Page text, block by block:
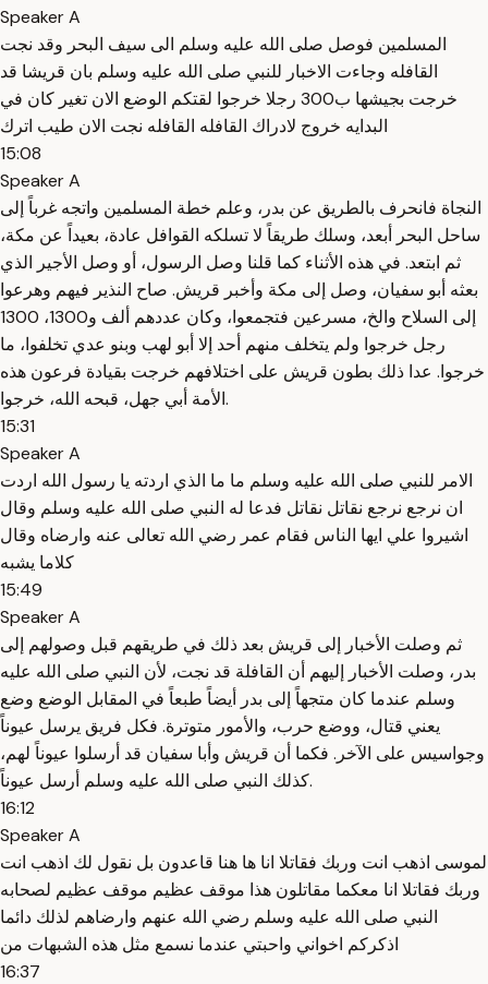
Speaker A
المسلمين فوصل صلى الله عليه وسلم الى سيف البحر وقد نجت
القافله وجاءت الاخبار للنبي صلى الله عليه وسلم بان قريشا قد
خرجت بجيشها ب300 رجلا خرجوا لقتكم الوضع الان تغير كان في
البدايه خروج لادراك القافله القافله نجت الان طيب اترك
15:08
Speaker A
النجاة فانحرف بالطريق عن بدر، وعلم خطة المسلمين واتجه غرباً إلى
ساحل البحر أبعد، وسلك طريقاً لا تسلكه القوافل عادة، بعيداً عن مكة،
ثم ابتعد. في هذه الأثناء كما قلنا وصل الرسول، أو وصل الأجير الذي
بعثه أبو سفيان، وصل إلى مكة وأخبر قريش. صاح النذير فيهم وهرعوا
إلى السلاح والخ، مسرعين فتجمعوا، وكان عددهم ألف و1300، 1300
رجل خرجوا ولم يتخلف منهم أحد إلا أبو لهب وبنو عدي تخلفوا، ما
خرجوا. عدا ذلك بطون قريش على اختلافهم خرجت بقيادة فرعون هذه
الأمة أبي جهل، قبحه الله، خرجوا.
15:31
Speaker A
الامر للنبي صلى الله عليه وسلم ما ما الذي اردته يا رسول الله اردت
ان نرجع نرجع نقاتل نقاتل فدعا له النبي صلى الله عليه وسلم وقال
اشيروا علي ايها الناس فقام عمر رضي الله تعالى عنه وارضاه وقال
كلاما يشبه
15:49
Speaker A
ثم وصلت الأخبار إلى قريش بعد ذلك في طريقهم قبل وصولهم إلى
بدر، وصلت الأخبار إليهم أن القافلة قد نجت، لأن النبي صلى الله عليه
وسلم عندما كان متجهاً إلى بدر أيضاً طبعاً في المقابل الوضع وضع
يعني قتال، ووضع حرب، والأمور متوترة. فكل فريق يرسل عيوناً
وجواسيس على الآخر. فكما أن قريش وأبا سفيان قد أرسلوا عيوناً لهم،
كذلك النبي صلى الله عليه وسلم أرسل عيوناً.
16:12
Speaker A
لموسى اذهب انت وربك فقاتلا انا ها هنا قاعدون بل نقول لك اذهب انت
وربك فقاتلا انا معكما مقاتلون هذا موقف عظيم موقف عظيم لصحابه
النبي صلى الله عليه وسلم رضي الله عنهم وارضاهم لذلك دائما
اذكركم اخواني واحبتي عندما نسمع مثل هذه الشبهات من
16:37